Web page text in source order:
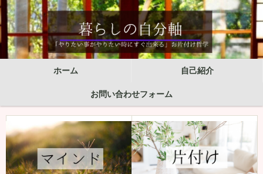
ホーム 自己紹介
お問い合わせフォーム